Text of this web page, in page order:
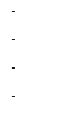
-
-
-
-